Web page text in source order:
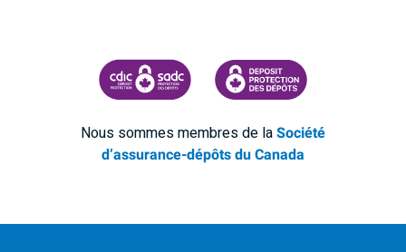
SOCIÉTÉ D'ASSURANCE-DÉPÔTS DU CANADA
CDIC PROTECTING YOUR
Nous sommes membres de laSociété
d’assurance-dépôts du Canada